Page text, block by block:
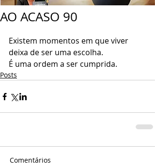
AO ACASO 90
Existem momentos em que viver
deixa de ser uma escolha.
É uma ordem a ser cumprida.
Posts
Comentários